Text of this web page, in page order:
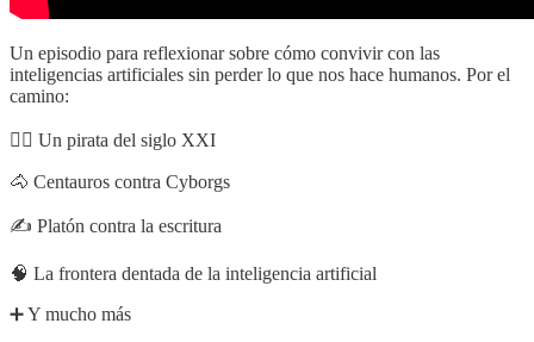
Un episodio para reflexionar sobre cómo convivir con las
inteligencias artificiales sin perder lo que nos hace humanos. Por el
camino:
🏴‍☠️ Un pirata del siglo XXI
🐴 Centauros contra Cyborgs
✍️ Platón contra la escritura
🧠 La frontera dentada de la inteligencia artificial
➕ Y mucho más